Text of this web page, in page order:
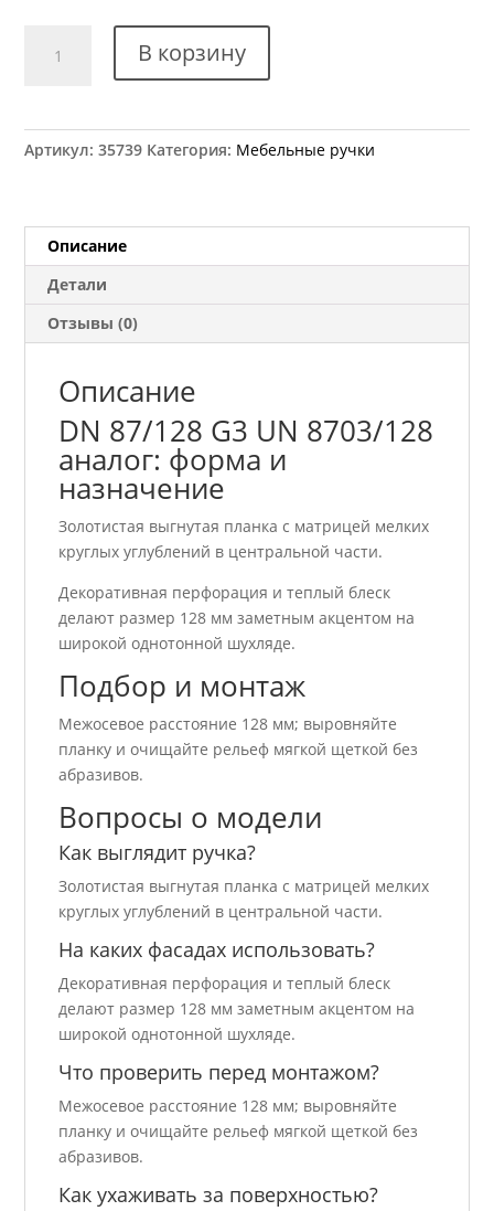
товара
87/128
8703/128
аналог
В корзину
Артикул:35739 Категория: Мебельные ручки
Описание
Детали
Отзывы (0)
Описание
DN 87/128 G3 UN 8703/128
аналог: форма и
назначение
Золотистая выгнутая планка с матрицей мелких
круглых углублений в центральной части.
Декоративная перфорация и теплый блеск
делают размер 128 мм заметным акцентом на
широкой однотонной шухляде.
Подбор и монтаж
Межосевое расстояние 128 мм; выровняйте
планку и очищайте рельеф мягкой щеткой без
абразивов.
Вопросы о модели
Как выглядит ручка?
Золотистая выгнутая планка с матрицей мелких
круглых углублений в центральной части.
На каких фасадах использовать?
Декоративная перфорация и теплый блеск
делают размер 128 мм заметным акцентом на
широкой однотонной шухляде.
Что проверить перед монтажом?
Межосевое расстояние 128 мм; выровняйте
планку и очищайте рельеф мягкой щеткой без
абразивов.
Как ухаживать за поверхностью?